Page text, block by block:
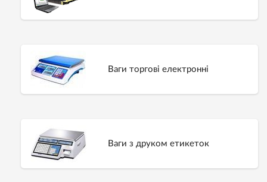
Ваги торгові електронні
Ваги з друком етикеток